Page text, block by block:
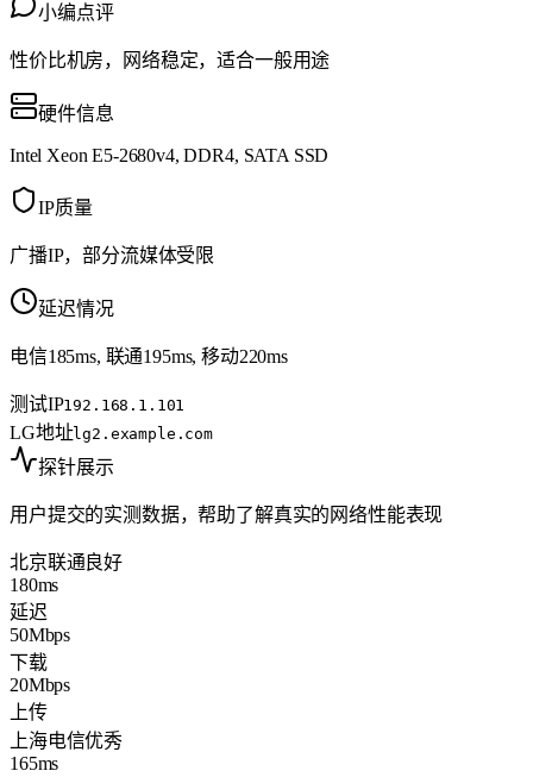
小编点评
性价比机房，网络稳定，适合一般用途
硬件信息
Intel Xeon E5-2680v4, DDR4, SATA SSD
IP质量
广播IP，部分流媒体受限
延迟情况
电信185ms, 联通195ms, 移动220ms
测试IP192.168.1.101
LG地址lg2.example.com
探针展示
用户提交的实测数据，帮助了解真实的网络性能表现
北京联通 良好
180ms
延迟
50Mbps
下载
20Mbps
上传
上海电信优秀
165ms